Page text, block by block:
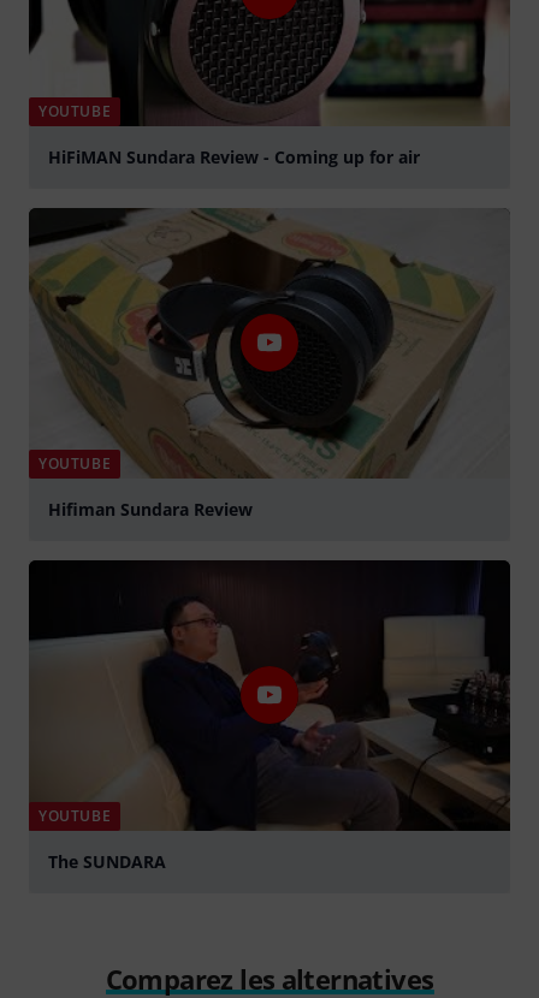
YOUTUBE
HiFiMAN Sundara Review - Coming up for air
YOUTUBE
Hifiman Sundara Review
YOUTUBE
The SUNDARA
Comparez les alternatives